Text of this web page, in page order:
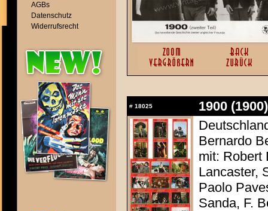
AGBs
Datenschutz
Widerrufsrecht
# 18025
1900 (1900)
Bernardo
mit: Robert
Lancaster,
Paolo
Sanda, F.